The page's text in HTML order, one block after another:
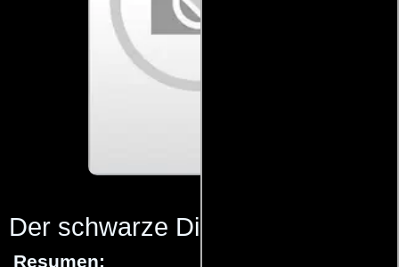
Der schwarze Diamant
Resumen: